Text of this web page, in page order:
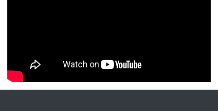
NYXmag 2. Yaş Kutlama Etkinliği